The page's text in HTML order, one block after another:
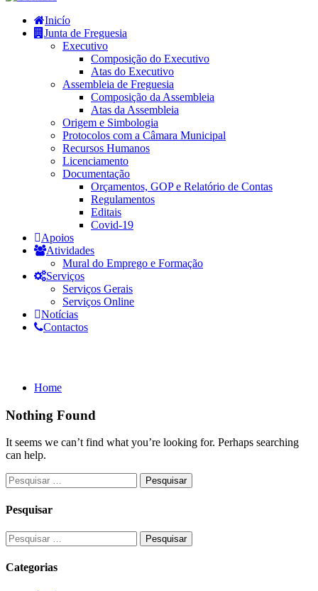
Inicío
Junta de Freguesia
Executivo
Composição do Executivo
Atas do Executivo
Assembleia de Freguesia
Composição da Assembleia
Atas da Assembleia
Origem e Simbologia
Protocolos com a Câmara Municipal
Recursos Humanos
Licenciamento
Documentação
Orçamentos, GOP e Relatório de Contas
Regulamentos
Editais
Covid-19
Apoios
Atividades
Mural do Emprego e Formação
Serviços
Serviços Gerais
Serviços Online
Notícias
Contactos
Home
Nothing Found
It seems we can’t find what you’re looking for. Perhaps searching
can help.
Pesquisar
Categorias